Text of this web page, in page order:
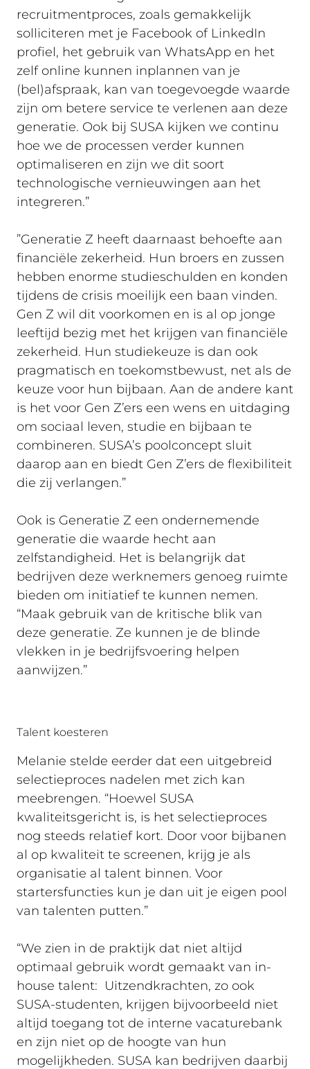
recruitmentproces, zoals gemakkelijk
solliciteren met je Facebook of LinkedIn
profiel, het gebruik van WhatsApp en het
zelf online kunnen inplannen van je
(bel)afspraak, kan van toegevoegde waarde
zijn om betere service te verlenen aan deze
generatie. Ook bij SUSA kijken we continu
hoe we de processen verder kunnen
optimaliseren en zijn we dit soort
technologische vernieuwingen aan het
integreren.”
”Generatie Z heeft daarnaast behoefte aan
financiële zekerheid. Hun broers en zussen
hebben enorme studieschulden en konden
tijdens de crisis moeilijk een baan vinden.
Gen Z wil dit voorkomen en is al op jonge
leeftijd bezig met het krijgen van financiële
zekerheid. Hun studiekeuze is dan ook
pragmatisch en toekomstbewust, net als de
keuze voor hun bijbaan. Aan de andere kant
is het voor Gen Z’ers een wens en uitdaging
om sociaal leven, studie en bijbaan te
combineren. SUSA’s poolconcept sluit
daarop aan en biedt Gen Z’ers de flexibiliteit
die zij verlangen.”
Ook is Generatie Z een ondernemende
generatie die waarde hecht aan
zelfstandigheid. Het is belangrijk dat
bedrijven deze werknemers genoeg ruimte
bieden om initiatief te kunnen nemen.
“Maak gebruik van de kritische blik van
deze generatie. Ze kunnen je de blinde
vlekken in je bedrijfsvoering helpen
aanwijzen.”
Talent koesteren
Melanie stelde eerder dat een uitgebreid
selectieproces nadelen met zich kan
meebrengen. “Hoewel SUSA
kwaliteitsgericht is, is het selectieproces
nog steeds relatief kort. Door voor bijbanen
al op kwaliteit te screenen, krijg je als
organisatie al talent binnen. Voor
startersfuncties kun je dan uit je eigen pool
van talenten putten.”
“We zien in de praktijk dat niet altijd
optimaal gebruik wordt gemaakt van in-
house talent: Uitzendkrachten, zo ook
SUSA-studenten, krijgen bijvoorbeeld niet
altijd toegang tot de interne vacaturebank
en zijn niet op de hoogte van hun
mogelijkheden. SUSA kan bedrijven daarbij